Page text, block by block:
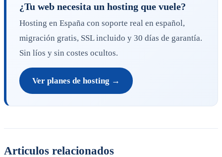
¿Tu web necesita un hosting que vuele?
Hosting en España con soporte real en español,
migración gratis, SSL incluido y 30 días de garantía.
Sin líos y sin costes ocultos.
Ver planes de hosting →
Articulos relacionados